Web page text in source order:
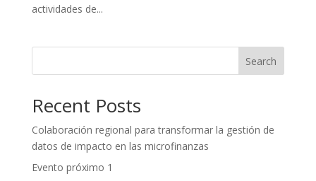
actividades de...
Search
Recent Posts
Colaboración regional para transformar la gestión de
datos de impacto en las microfinanzas
Evento próximo 1